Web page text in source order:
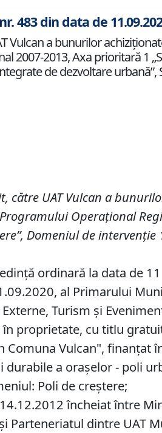
483 din data de
Vulcan a bunurilor
2007-2013, Axa prioritară 1
de dezvoltare
UAT Vulcan a
Operaţional
Domeniul de
ordinară la data de
al Primarului
Turism și
proprietate, cu titlu
Vulcan", finanţat
a oraşelor - poli
Poli de creştere;
încheiat între
dintre UAT